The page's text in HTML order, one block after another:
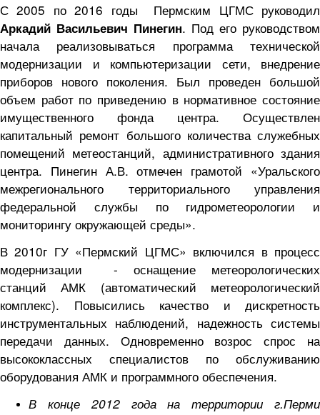
С 2005 по 2016 годы Пермским ЦГМС руководил
Аркадий Васильевич Пинегин. Под его руководством
начала реализовываться программа технической
модернизации и компьютеризации сети, внедрение
приборов нового поколения. Был проведен большой
объем работ по приведению в нормативное состояние
имущественного фонда центра. Осуществлен
капитальный ремонт большого количества служебных
помещений метеостанций, административного здания
центра. Пинегин А.В. отмечен грамотой «Уральского
межрегионального территориального управления
федеральной службы по гидрометеорологии и
мониторингу окружающей среды».
В 2010г ГУ «Пермский ЦГМС» включился в процесс
модернизации - оснащение метеорологических
станций АМК (автоматический метеорологический
комплекс). Повысились качество и дискретность
инструментальных наблюдений, надежность системы
передачи данных. Одновременно возрос спрос на
высококлассных специалистов по обслуживанию
оборудования АМК и программного обеспечения.
В конце 2012 года на территории г.Перми